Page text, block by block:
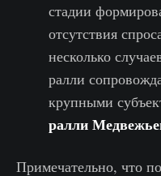
стадии
отсутствия
несколько
ралли
крупными
ралли
Примечательно, что